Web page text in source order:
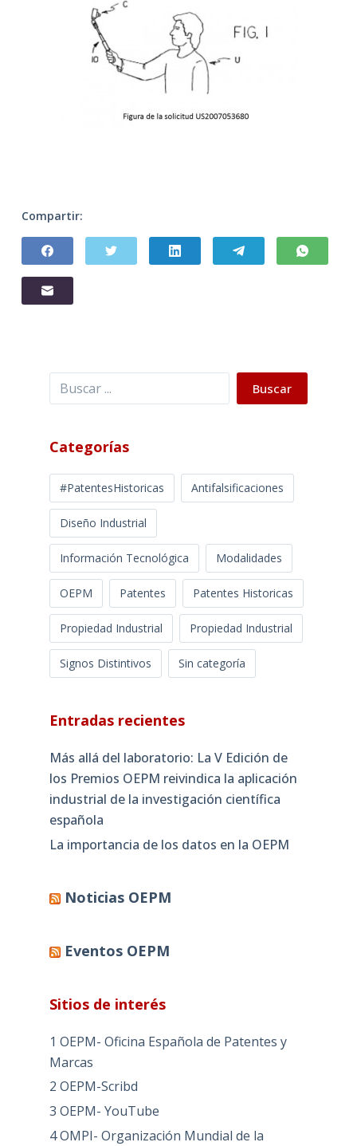
Compartir:
Buscar Buscar
Categorías
#PatentesHistoricas Antifalsificaciones
Diseño Industrial
Información Tecnológica Modalidades
OEPM Patentes Patentes Historicas
Propiedad Industrial Propiedad Industrial
Signos Distintivos Sin categoría
Entradas recientes
Más allá del laboratorio: La V Edición de
los Premios OEPM reivindica la aplicación
industrial de la investigación científica
española
La importancia de los datos en la OEPM
Noticias OEPM
Eventos OEPM
Sitios de interés
1 OEPM- Oficina Española de Patentes y
Marcas
2 OEPM-Scribd
3 OEPM- YouTube
4 OMPI- Organización Mundial de la